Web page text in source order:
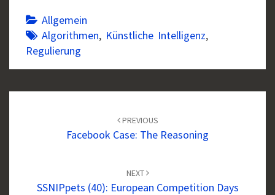
Allgemein
Algorithmen, Künstliche Intelligenz,
Regulierung
PREVIOUS
Facebook Case: The Reasoning
NEXT
SSNIPpets (40): European Competition Days